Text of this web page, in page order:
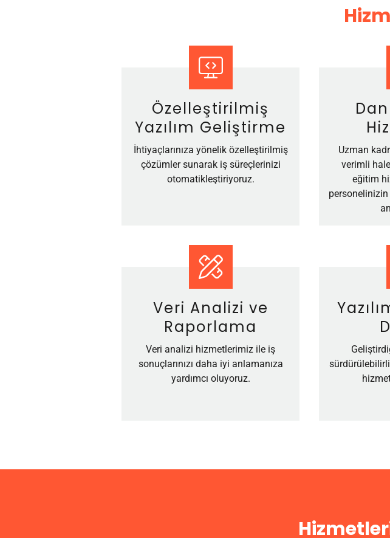
Özelleştirilmiş
Yazılım Geliştirme
İhtiyaçlarınıza yönelik özelleştirilmiş
çözümler sunarak iş süreçlerinizi
otomatikleştiriyoruz.
Uzman
verimli
eğitim
personelinizin
Veri Analizi ve
Raporlama
Veri analizi hizmetlerimiz ile iş
sonuçlarınızı daha iyi anlamanıza
yardımcı oluyoruz.